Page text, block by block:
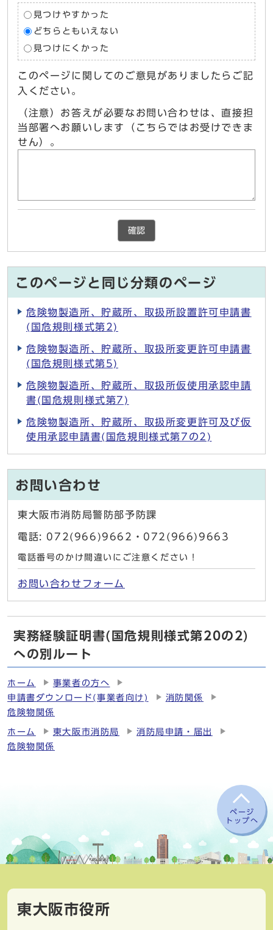
見つけやすかった
どちらともいえない
見つけにくかった
このページに関してのご意見がありましたらご記
入ください。
（注意）お答えが必要なお問い合わせは、直接担
当部署へお願いします（こちらではお受けできま
せん）。
確認
このページと同じ分類のページ
危険物製造所、貯蔵所、取扱所設置許可申請書
(国危規則様式第2)
危険物製造所、貯蔵所、取扱所変更許可申請書
(国危規則様式第5)
危険物製造所、貯蔵所、取扱所仮使用承認申請
書(国危規則様式第7)
危険物製造所、貯蔵所、取扱所変更許可及び仮
使用承認申請書(国危規則様式第7の2)
お問い合わせ
東大阪市消防局警防部予防課
電話: 072(966)9662・072(966)9663
電話番号のかけ間違いにご注意ください！
お問い合わせフォーム
実務経験証明書(国危規則様式第20の2)
への別ルート
ホーム
事業者の方へ
申請書ダウンロード(事業者向け)
消防関係
危険物関係
ホーム 東大阪市消防局
消防局申請・届出
危険物関係
ページ
トップへ
東大阪市役所